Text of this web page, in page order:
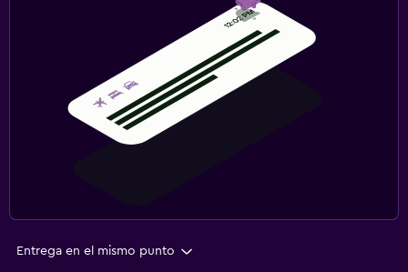
Entrega en el mismo punto